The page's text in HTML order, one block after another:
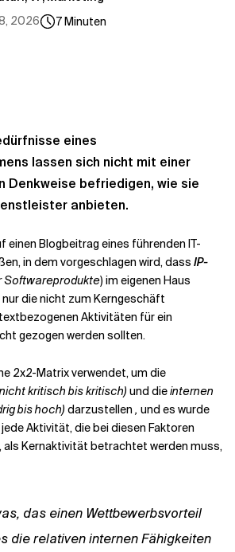
2026 7Minuten
eines
lassen sich nicht mit einer
Denkweise befriedigen, wie sie
anbieten.
einen Blogbeitrag eines führenden IT-
in dem vorgeschlagen wird, dass IP-
Softwareprodukte) im eigenen Haus
die nicht zum Kerngeschäft
Aktivitäten für ein
gezogen werden sollten.
2x2-Matrix verwendet, um die
kritisch bis kritisch) und dieinternen
bis hoch) darzustellen , und es wurde
Aktivität, die bei diesen Faktoren
Kernaktivität betrachtet werden muss,
das einen Wettbewerbsvorteil
die relativen internen Fähigkeiten